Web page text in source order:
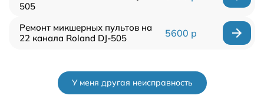
505
Ремонт микшерных пультов на
22 канала Roland DJ-505
5600 р
У меня другая неисправность